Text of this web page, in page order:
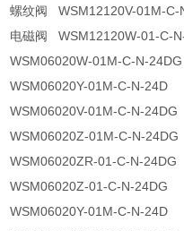
螺纹阀 WSM12120V-01M-C-
电磁阀 WSM12120W-01-C-
WSM06020W-01M-C-N-24DG
WSM06020Y-01M-C-N-24D
WSM06020V-01M-C-N-24DG
WSM06020Z-01M-C-N-24DG
WSM06020ZR-01-C-N-24DG
WSM06020Z-01-C-N-24DG
WSM06020Y-01M-C-N-24D